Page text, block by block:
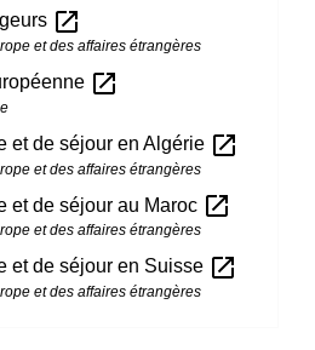
open_in_new
et des affaires étrangères
open_in_new
et de séjour en Algérie open_in_new
et des affaires étrangères
et de séjour au Maroc open_in_new
et des affaires étrangères
et de séjour en Suisse open_in_new
et des affaires étrangères